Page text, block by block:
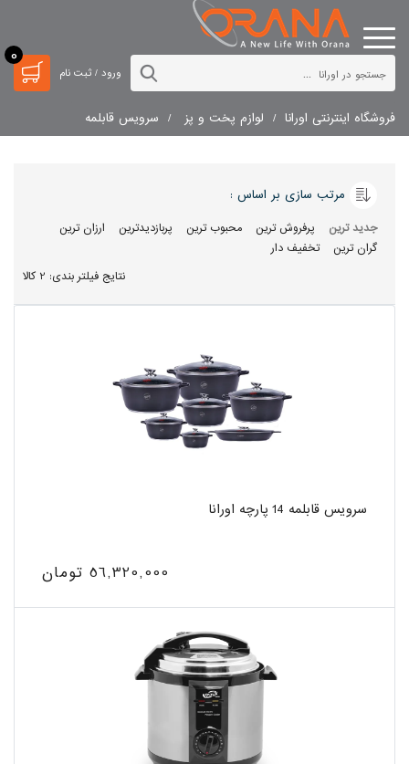
ورود / ثبت نام
0
فروشگاه اینترنتی اورانا لوازم پخت و پز سرویس قابلمه
مرتب سازی بر اساس :
جدید ترین پرفروش ترین محبوب ترین پربازدیدترین
ارزان ترین
گران ترین
تخفیف دار
نتایج فیلتر بندی: 2 کالا
سرویس قابلمه 14 پارچه اورانا
56,320,000 تومان